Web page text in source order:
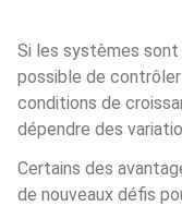
Si les systèmes
possible de
conditions de
dépendre des
Certains des
de nouveaux défis